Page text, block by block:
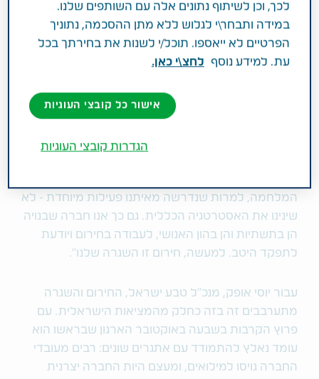
מנכל טבע ישראל מספר על ההתמודדות,
החיבור לעובדים ותוכנית 'מטפלים בנפש'
שבמסגרתה תשקיע טבע מיליונים בתמיכה
"אחת האינדיקציות להצלחה של אסטרטגיה עסקית היא
המלחמה, למרות שנדרשה מאיתנו פעילות מיוחדת - לא
שינינו את האסטרטגיה הכללית. גם כך אנו חברה שבנויה
הן בתשתיות והן בהון האנושי, לעבודה בחירום ויודעת
לתפקד היטב. למעשה, חירום זו השגרה שלנו".
עבור יוסי אופק, מנכ"ל טבע ישראל, החירום והשגרה
מתערבבים זה בזה כחלק מהמציאות הישראלית. עם
פרוץ הקרבות בשבעה באוקטובר הארגון שבראשו הוא
עומד נאלץ להתמודד עם אתגרים שונים: רבים מעובדי
החברה גויסו למילואים, ומעצם היות החברה יצרנית
לכך, וכן לשיתוף נתונים אלה עם השותפים שלנו.
במידה ותבחר\י לגלוש ללא מתן ההסכמה, נתוניך
הפרטיים לא ייאספו. תוכל/י לשנות את בחירתך בכל
עת. למידע נוסף
לחצ\י כאן.
אישור כל קובצי העוגיות
הגדרות קובצי העוגיות